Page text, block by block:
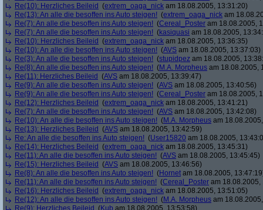
Re(10): Herzliches Beileid (extrem_oaga_nick am 18.08.2005, 13:31:20)
Re(13): An alle die besoffen ins Auto steigen! (extrem_oaga_nick am
Re(7): An alle die besoffen ins Auto steigen! (Cereal_Poster am 18.08.2005,
Re(7): An alle die besoffen ins Auto steigen! (kasiquasi am 18.08.2005,
Re(10): Herzliches Beileid (extrem_oaga_nick am 18.08.2005, 13:36:35)
Re(10): An alle die besoffen ins Auto steigen! (AVS am 18.08.2005, 13:37:03)
Re(3): An alle die besoffen ins Auto steigen! (stupidpez am 18.08.2005,
Re(8): An alle die besoffen ins Auto steigen! (M.A. Morpheus am 18.08.2005,
Re(11): Herzliches Beileid (AVS am 18.08.2005, 13:39:47)
Re(9): An alle die besoffen ins Auto steigen! (AVS am 18.08.2005, 13:40:56)
Re(9): An alle die besoffen ins Auto steigen! (Cereal_Poster am 18.08.2005,
Re(12): Herzliches Beileid (extrem_oaga_nick am 18.08.2005, 13:41:21)
Re(7): An alle die besoffen ins Auto steigen! (AVS am 18.08.2005, 13:42:08)
Re(10): An alle die besoffen ins Auto steigen! (M.A. Morpheus am
Re(13): Herzliches Beileid (AVS am 18.08.2005, 13:42:59)
Re: An alle die besoffen ins Auto steigen! (User15820 am 18.08.2005,
Re(14): Herzliches Beileid (extrem_oaga_nick am 18.08.2005, 13:45:31)
Re(11): An alle die besoffen ins Auto steigen! (AVS am 18.08.2005, 13:45:45)
Re(15): Herzliches Beileid (AVS am 18.08.2005, 13:46:56)
Re(8): An alle die besoffen ins Auto steigen! (Hornet am 18.08.2005,
Re(11): An alle die besoffen ins Auto steigen! (Cereal_Poster am 18.08.2005,
Re(16): Herzliches Beileid (extrem_oaga_nick am 18.08.2005, 13:51:05)
Re(12): An alle die besoffen ins Auto steigen! (M.A. Morpheus am
Re(9): Herzliches Beileid (Kub am 18.08.2005, 13:53:58)